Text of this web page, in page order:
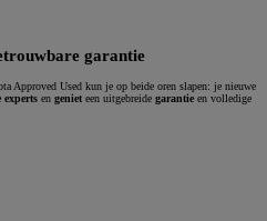
garantie
Approved Used kun je op beide oren slapen: je nieuwe
experts en geniet een uitgebreide garantie en volledige